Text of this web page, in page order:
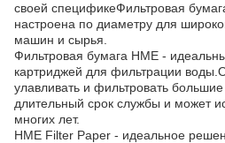
своей спецификеФильтровая
настроена по диаметру для
машин и сырья.
Фильтровая бумага HME -
картриджей для фильтрации
улавливать и фильтровать
длительный срок службы и может
многих лет.
HME Filter Paper - идеальное